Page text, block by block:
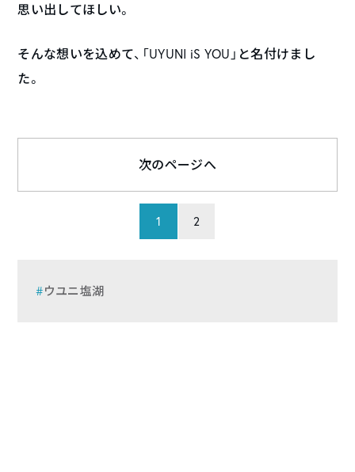
思い出してほしい。
そんな想いを込めて、「UYUNI iS YOU」と名付けまし
た。
1 2
次のページへ
ウユニ塩湖